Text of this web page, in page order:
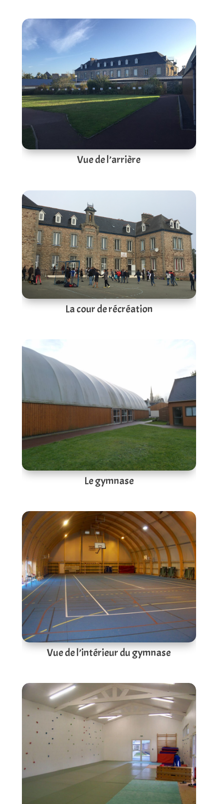
Vue de l’arrière
La cour de récréation
Le gymnase
Vue de l’intérieur du gymnase